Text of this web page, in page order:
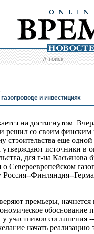
//поиск
и инвестициях
на достигнутом.
решил со своим финским
строительства еще одной
утверждают источники в
для г-на
о Североевропейском
Россия--Финляндия--
премьеры, начнется
обоснование
у участников соглашения
начать реализацию